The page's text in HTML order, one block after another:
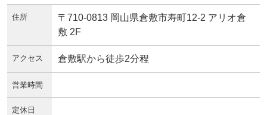
住所
〒710-0813 岡山県倉敷市寿町12-2 アリオ倉
敷 2F
アクセス 倉敷駅から徒歩2分程
営業時間
定休日